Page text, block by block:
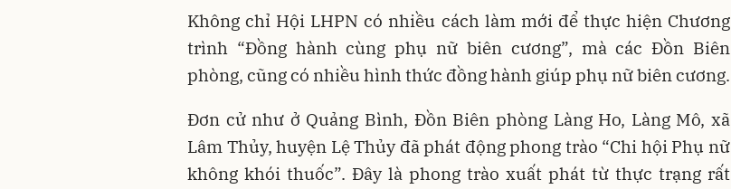
Không chỉ Hội LHPN có nhiều cách làm mới để thực hiện Chương
trình “Đồng hành cùng phụ nữ biên cương”, mà các Đồn Biên
phòng, cũng có nhiều hình thức đồng hành giúp phụ nữ biên cương.
Đơn cử như ở Quảng Bình, Đồn Biên phòng Làng Ho, Làng Mô, xã
Lâm Thủy, huyện Lệ Thủy đã phát động phong trào “Chi hội Phụ nữ
không khói thuốc”. Đây là phong trào xuất phát từ thực trạng rất